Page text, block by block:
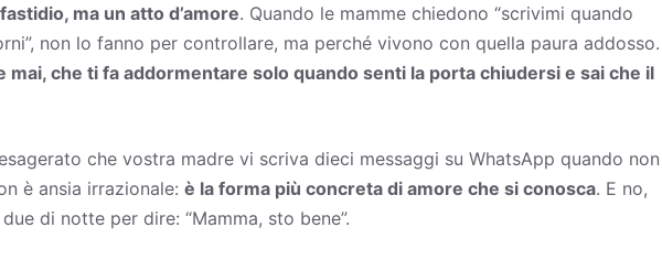
ma un atto d’amore. Quando le mamme chiedono “scrivimi quando
non lo fanno per controllare, ma perché vivono con quella paura addosso.
mai, che ti fa addormentare solo quando senti la porta chiudersi e sai che il
che vostra madre vi scriva dieci messaggi su WhatsApp quando non
è ansia irrazionale: è la forma più concreta di amore che si conosca. E no,
di notte per dire: “Mamma, sto bene”.